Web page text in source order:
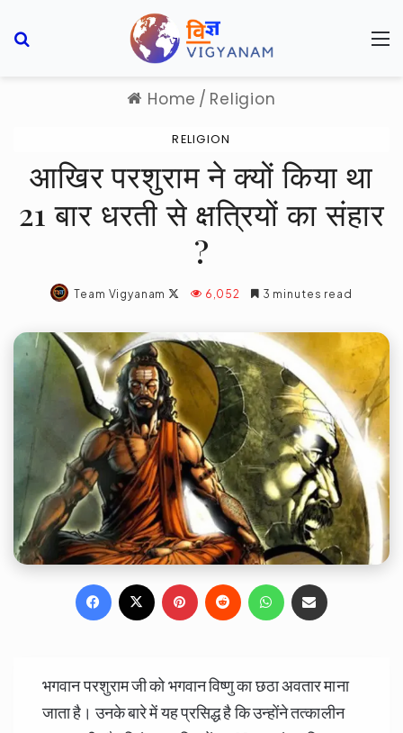
Home / Religion
RELIGION
आखिर परशुराम ने क्यों किया था
21 बार धरती से क्षत्रियों का संहार
?
Team Vigyanam
Follow6,052 3 minutes read
Facebook Pinterest
Reddit WhatsApp
भगवान परशुराम जी को भगवान विष्णु का छठा अवतार माना
जाता है। उनके बारे में यह प्रसिद्ध है कि उन्होंने तत्कालीन